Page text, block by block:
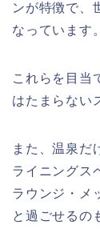
ンが特徴で、
なっています。
これらを目当
はたまらない
また、温泉だ
ライニングス
ラウンジ・メ
と過ごせるの